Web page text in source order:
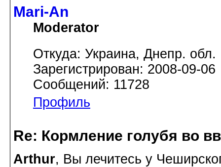
Mari-An
Moderator
Откуда: Украина, Днепр. обл.
Зарегистрирован: 2008-09-06
Сообщений: 11728
Профиль
Re: Кормление голубя во
Arthur, Вы лечитесь у